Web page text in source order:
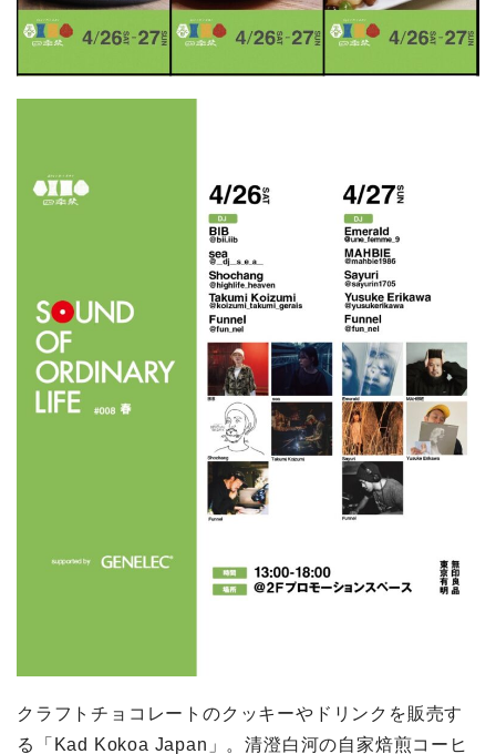
クラフトチョコレートのクッキーやドリンクを販売す
る「Kad Kokoa Japan」。清澄白河の自家焙煎コーヒ